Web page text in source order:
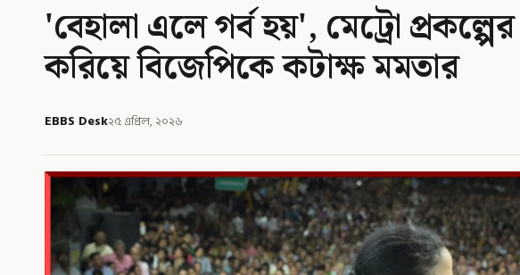
'বেহালা এলে গর্ব হয়', মেট্রো
করিয়ে বিজেপিকে কটাক্ষ মমতার
EBBS Desk২৫ এপ্রিল, ২০২৬